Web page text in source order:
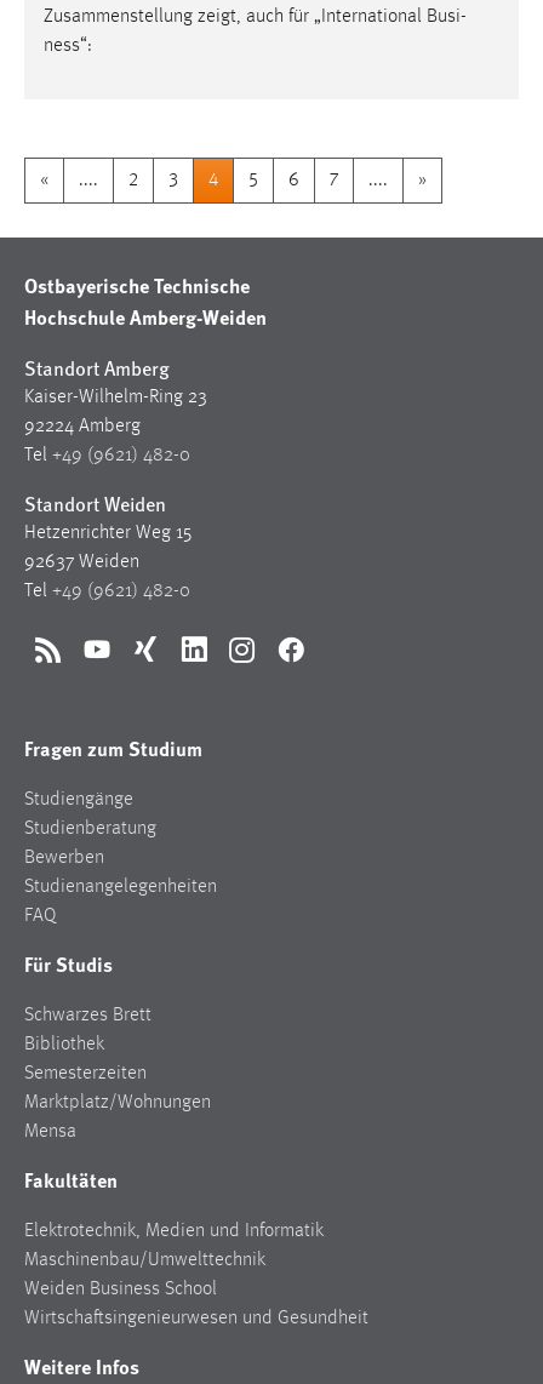
Zusammenstellung zeigt, auch für „International Busi-
ness“:
« .... 2 3 4 5 6 7 .... »
Ostbayerische Technische
Hochschule Amberg-Weiden
Standort Amberg
Kaiser-Wilhelm-Ring 23
92224 Amberg
Tel +49 (9621) 482-0
Standort Weiden
Hetzenrichter Weg 15
92637 Weiden
Tel +49 (9621) 482-0
RSS YouTubeXing LinkedInInstagramFacebook
Fragen zum Studium
Studiengänge
Studienberatung
Bewerben
Studienangelegenheiten
FAQ
Für Studis
Schwarzes Brett
Bibliothek
Semesterzeiten
Marktplatz/Wohnungen
Mensa
Fakultäten
Elektrotechnik, Medien und Informatik
Maschinenbau/Umwelttechnik
Weiden Business School
Wirtschaftsingenieurwesen und Gesundheit
Weitere Infos